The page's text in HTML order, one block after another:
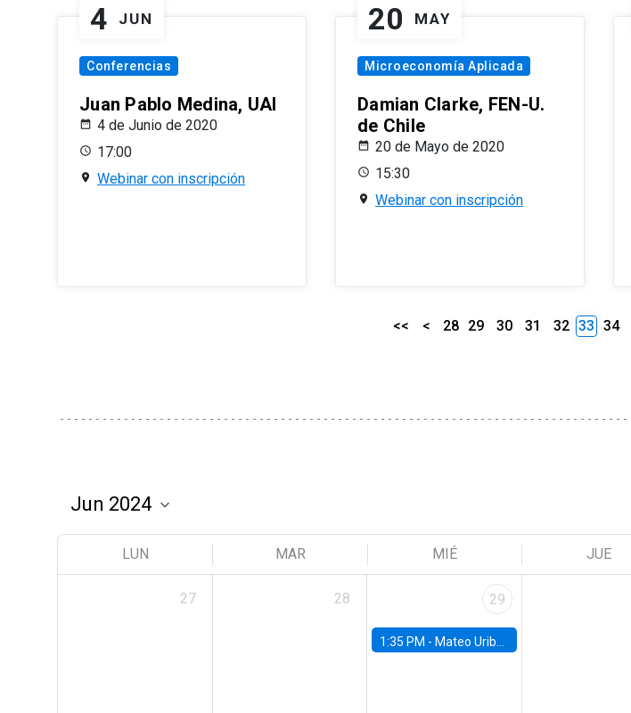
4 JUN
Conferencias
Juan Pablo Medina, UAI
4 de Junio de 2020
17:00
Webinar con inscripción
20 MAY
Microeconomía Aplicada
Damian Clarke, FEN-U.
de Chile
20 de Mayo de 2020
15:30
Webinar con inscripción
<< < 28 29 30 31 32 33 34
LUN MAR MIÉ JUE
27 28 29
1:35 PM - Mateo Uribe-Castro, Universidad de los Andes (Colombia)